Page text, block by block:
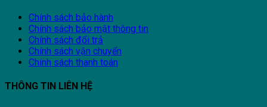
Chính sách bảo hành
Chính sách bảo mật thông tin
Chính sách đổi trả
Chính sách vận chuyển
Chính sách thanh toán
THÔNG TIN LIÊN HỆ